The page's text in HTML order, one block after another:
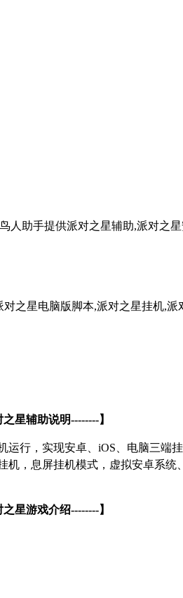
助手提供派对之星辅助,派对之
之星电脑版脚本,派对之星挂机,
之星辅助说明--------】
运行，实现安卓、 iOS、电脑三端
，息屏挂机模式，虚拟安卓系
之星游戏介绍--------】